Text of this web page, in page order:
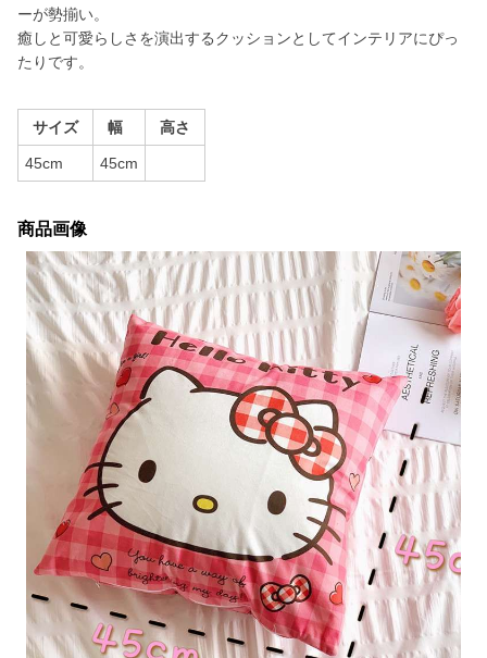
ーが勢揃い。
癒しと可愛らしさを演出するクッションとしてインテリアにぴっ
たりです。
サイズ 幅 高さ
45cm 45cm
商品画像